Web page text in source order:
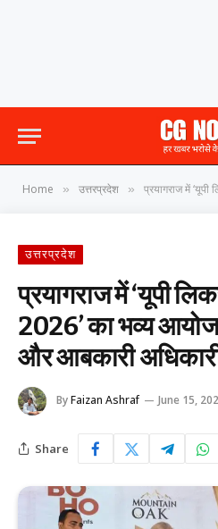
Home » उत्तरप्रदेश » प्रयागराज में ‘यूपी लिकर रिटेलर
उत्तरप्रदेश
प्रयागराज में ‘यूपी
2026’ का भव्य
और आबकारी
ByFaizan Ashraf June 15,
Share